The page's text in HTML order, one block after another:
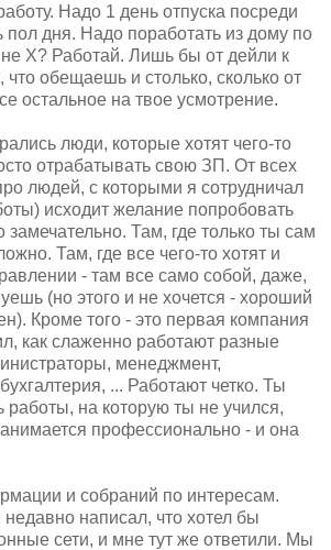
Надо 1 день отпуска посреди
пол дня. Надо поработать из дому по
Х? Работай. Лишь бы от дейли к
что обещаешь и столько, сколько от
остальное на твое усмотрение.
люди, которые хотят чего-то
отрабатывать свою ЗП. От всех
людей, с которыми я сотрудничал
исходит желание попробовать
замечательно. Там, где только ты сам
Там, где все чего-то хотят и
- там все само собой, даже,
(но этого и не хочется - хороший
Кроме того - это первая компания
как слаженно работают разные
менеджмент,
... Работают четко. Ты
работы, на которую ты не учился,
профессионально - и она
и собраний по интересам.
написал, что хотел бы
сети, и мне тут же ответили. Мы